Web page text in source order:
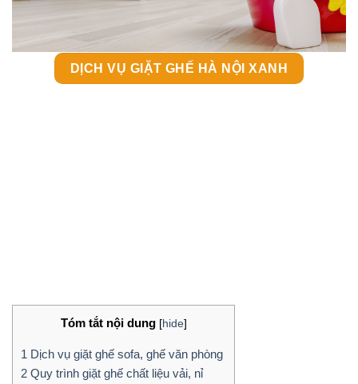
DỊCH VỤ GIẶT GHẾ HÀ NỘI XANH
Tóm tắt nội dung [hide]
1 Dịch vụ giặt ghế sofa, ghế văn phòng
2 Quy trình giặt ghế chất liệu vải, nỉ